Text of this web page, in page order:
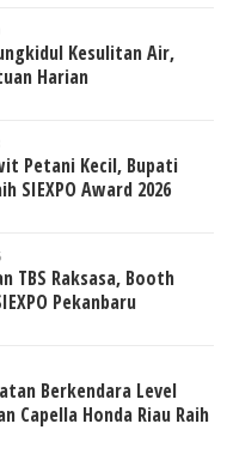
Kesulitan Air,
Harian
Petani Kecil, Bupati
SIEXPO Award 2026
TBS Raksasa, Booth
Pekanbaru
Berkendara Level
Capella Honda Riau Raih